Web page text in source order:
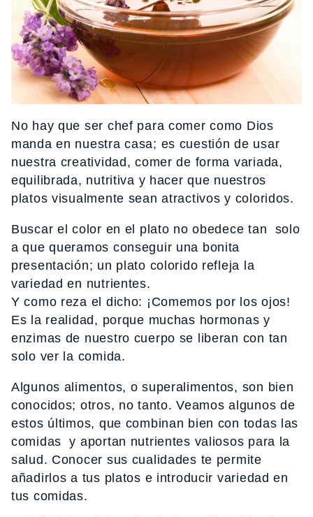
No hay que ser chef para comer como Dios
manda en nuestra casa; es cuestión de usar
nuestra creatividad, comer de forma variada,
equilibrada, nutritiva y hacer que nuestros
platos visualmente sean atractivos y coloridos.
Buscar el color en el plato no obedece tan solo
a que queramos conseguir una bonita
presentación; un plato colorido refleja la
variedad en nutrientes.
Y como reza el dicho: ¡Comemos por los ojos!
Es la realidad, porque muchas hormonas y
enzimas de nuestro cuerpo se liberan con tan
solo ver la comida.
Algunos alimentos, o superalimentos, son bien
conocidos; otros, no tanto. Veamos algunos de
estos últimos, que combinan bien con todas las
comidas y aportan nutrientes valiosos para la
salud. Conocer sus cualidades te permite
añadirlos a tus platos e introducir variedad en
tus comidas.